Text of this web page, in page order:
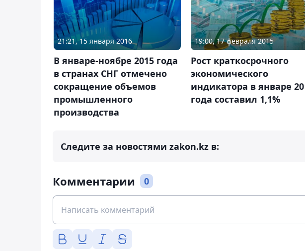
21:21, 15 января 2016
В январе-ноябре 2015 года
в странах СНГ отмечено
сокращение объемов
промышленного
производства
19:00, 17 февраля 2015
Рост краткосрочного
экономического
индикатора в январе
года составил 1,1%
Следите за новостями zakon.kz в:
Комментарии 0